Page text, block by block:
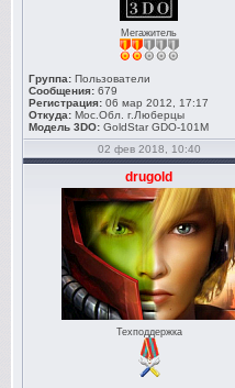
Мегажитель
Группа: Пользователи
Сообщения: 679
Регистрация: 06 мар 2012, 17:17
Откуда: Мос.Обл. г.Люберцы
Модель 3DO: GoldStar GDO-101M
02 фев 2018, 10:40
drugold
Техподдержка